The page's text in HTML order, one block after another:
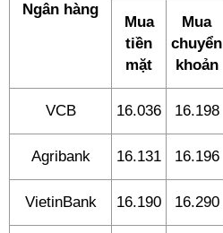
Ngân hàng
Mua
tiền
mặt
Mua
chuyển
khoản
VCB 16.036 16.198
Agribank 16.131 16.196
VietinBank 16.190 16.290